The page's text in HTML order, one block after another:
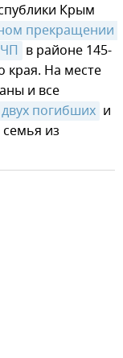
Крым
прекращении
в районе 145-
края. На месте
и все
погибших и
семья из